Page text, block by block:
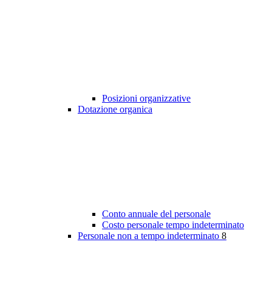
Posizioni organizzative
Dotazione organica
Conto annuale del personale
Costo personale tempo indeterminato
Personale non a tempo indeterminato 8